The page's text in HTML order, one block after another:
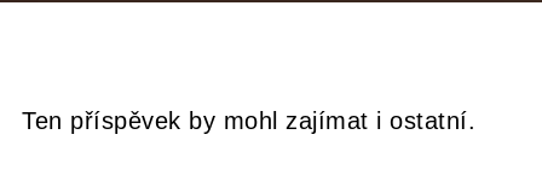
Ten příspěvek by mohl zajímat i ostatní.